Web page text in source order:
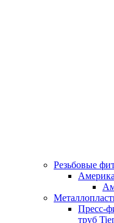
Резьбовые
Пресс-
труб